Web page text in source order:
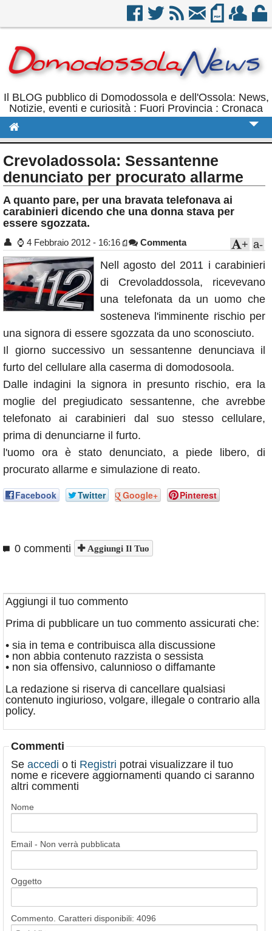
Il BLOG pubblico di Domodossola e dell'Ossola: News,
Notizie, eventi e curiosità : Fuori Provincia : Cronaca
Politica
Sport
Eventi
Rubriche
Calendario
Annunci
Crevoladossola: Sessantenne
denunciato per procurato allarme
A quanto pare, per una bravata telefonava ai
carabinieri dicendo che una donna stava per
essere sgozzata.
👤 ⌚ 4 Febbraio 2012 - 16:16 Commenta a-
+
Nell agosto del 2011 i carabinieri
di Crevoladdossola, ricevevano
una telefonata da un uomo che
sosteneva l'imminente rischio per
una signora di essere sgozzata da uno sconosciuto.
Il giorno successivo un sessantenne denunciava il
furto del cellulare alla caserma di domodosoola.
Dalle indagini la signora in presunto rischio, era la
moglie del pregiudicato sessantenne, che avrebbe
telefonato ai carabinieri dal suo stesso cellulare,
prima di denunciarne il furto.
l'uomo ora è stato denunciato, a piede libero, di
procurato allarme e simulazione di reato.
Facebook Twitter Google+ Pinterest
0 commenti Aggiungi Il Tuo
Aggiungi il tuo commento
Prima di pubblicare un tuo commento assicurati che:
• sia in tema e contribuisca alla discussione
• non abbia contenuto razzista o sessista
• non sia offensivo, calunnioso o diffamante
La redazione si riserva di cancellare qualsiasi
contenuto ingiurioso, volgare, illegale o contrario alla
policy.
Commenti
Se accedi o ti Registri potrai visualizzare il tuo
nome e ricevere aggiornamenti quando ci saranno
altri commenti
Nome
Email - Non verrà pubblicata
Oggetto
Commento. Caratteri disponibili: 4096